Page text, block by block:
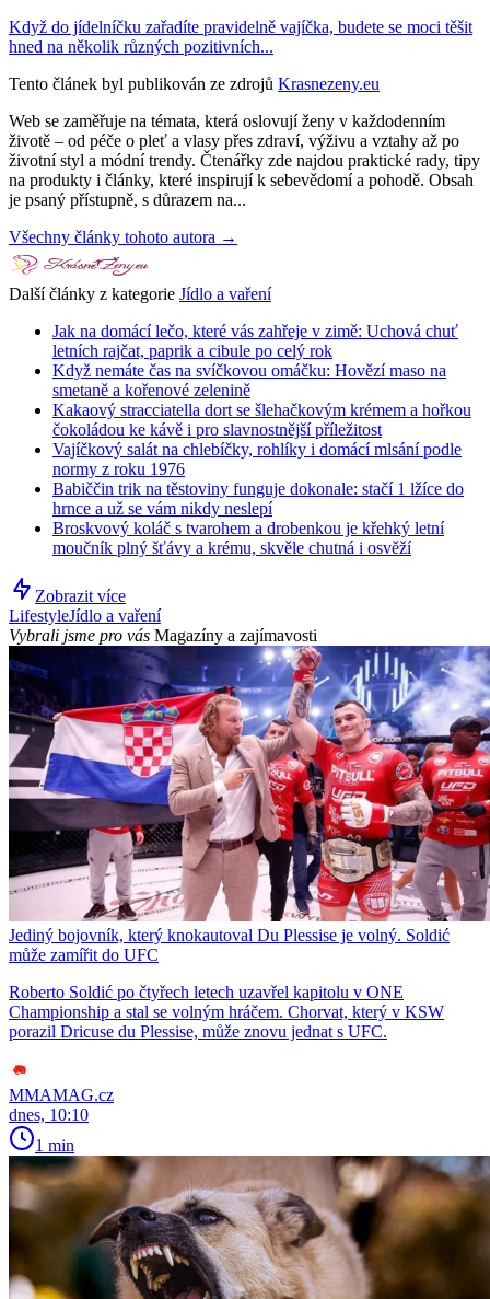
Když do jídelníčku zařadíte pravidelně vajíčka, budete se moci těšit
hned na několik různých pozitivních...
Tento článek byl publikován ze zdrojů Krasnezeny.eu
Web se zaměřuje na témata, která oslovují ženy v každodenním
životě – od péče o pleť a vlasy přes zdraví, výživu a vztahy až po
životní styl a módní trendy. Čtenářky zde najdou praktické rady, tipy
na produkty i články, které inspirují k sebevědomí a pohodě. Obsah
je psaný přístupně, s důrazem na...
Všechny články tohoto autora →
Další články z kategorie Jídlo a vaření
Jak na domácí lečo, které vás zahřeje v zimě: Uchová chuť
letních rajčat, paprik a cibule po celý rok
Když nemáte čas na svíčkovou omáčku: Hovězí maso na
smetaně a kořenové zelenině
Kakaový stracciatella dort se šlehačkovým krémem a hořkou
čokoládou ke kávě i pro slavnostnější příležitost
Vajíčkový salát na chlebíčky, rohlíky i domácí mlsání podle
normy z roku 1976
Babiččin trik na těstoviny funguje dokonale: stačí 1 lžíce do
hrnce a už se vám nikdy neslepí
Broskvový koláč s tvarohem a drobenkou je křehký letní
moučník plný šťávy a krému, skvěle chutná i osvěží
Zobrazit více
LifestyleJídlo a vaření
Vybrali jsme pro vás Magazíny a zajímavosti
Jediný bojovník, který knokautoval Du Plessise je volný. Soldić
může zamířit do UFC
Roberto Soldić po čtyřech letech uzavřel kapitolu v ONE
Championship a stal se volným hráčem. Chorvat, který v KSW
porazil Dricuse du Plessise, může znovu jednat s UFC.
MMAMAG.cz
dnes, 10:10
1 min